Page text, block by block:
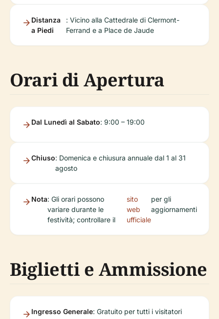
Distanza
a Piedi
: Vicino alla Cattedrale di Clermont-
Ferrand e a Place de Jaude
Orari di Apertura
Dal Lunedì al Sabato: 9:00 – 19:00
Chiuso: Domenica e chiusura annuale dal 1 al 31
agosto
Nota: Gli orari possono
variare durante le
festività; controllare il
sito
web
ufficiale
per gli
aggiornamenti
Biglietti e Ammissione
Ingresso Generale: Gratuito per tutti i visitatori